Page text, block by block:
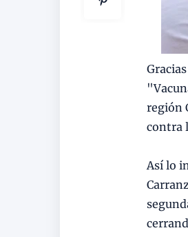
región
contra
Así lo